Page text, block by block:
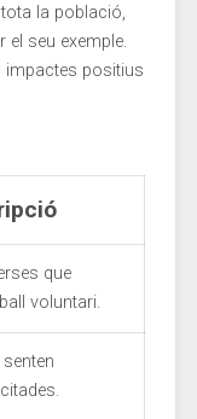
la població,
⁤el ​seu exemple.‌
impactes positius
que
voluntari.